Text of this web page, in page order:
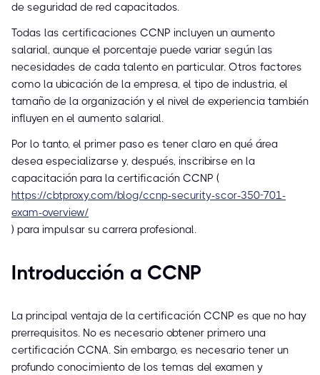
de seguridad de red capacitados.
Todas las certificaciones CCNP incluyen un aumento
salarial, aunque el porcentaje puede variar según las
necesidades de cada talento en particular. Otros factores
como la ubicación de la empresa, el tipo de industria, el
tamaño de la organización y el nivel de experiencia también
influyen en el aumento salarial.
Por lo tanto, el primer paso es tener claro en qué área
desea especializarse y, después, inscribirse en la
capacitación para la certificación CCNP (
https://cbtproxy.com/blog/ccnp-security-scor-350-701-
exam-overview/
) para impulsar su carrera profesional.
Introducción a CCNP
La principal ventaja de la certificación CCNP es que no hay
prerrequisitos. No es necesario obtener primero una
certificación CCNA. Sin embargo, es necesario tener un
profundo conocimiento de los temas del examen y